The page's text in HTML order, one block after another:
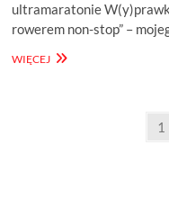
ultramaratonie
rowerem non-stop” –
WIĘCEJO
1